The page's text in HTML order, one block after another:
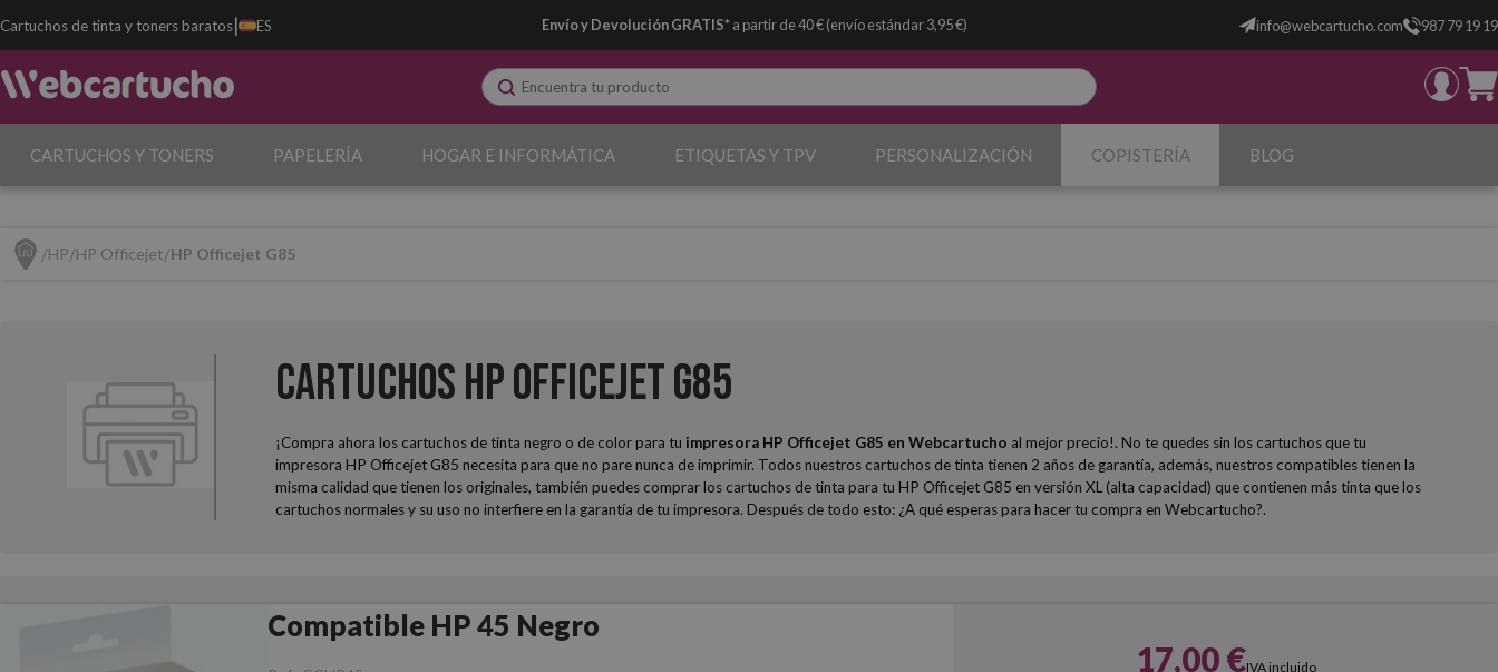
Cartuchos de tinta y toners baratos| ES Envío y Devolución GRATIS*a partir de 40 € (envío estándar 3,95 €) info@webcartucho.com 987 79 19 19
CARTUCHOS Y TONERS PAPELERÍA HOGAR E INFORMÁTICA ETIQUETAS Y TPV PERSONALIZACIÓN COPISTERÍA BLOG
HP HP Officejet HP Officejet G85
Cartuchos HP Officejet G85
¡Compra ahora los cartuchos de tinta negro o de color para tu impresora HP Officejet G85 en Webcartucho al mejor precio!. No te quedes sin los cartuchos que tu
impresora HP Officejet G85 necesita para que no pare nunca de imprimir. Todos nuestros cartuchos de tinta tienen 2 años de garantía, además, nuestros compatibles tienen la
misma calidad que tienen los originales, también puedes comprar los cartuchos de tinta para tu HP Officejet G85 en versión XL (alta capacidad) que contienen más tinta que los
cartuchos normales y su uso no interfiere en la garantía de tu impresora. Después de todo esto: ¿A qué esperas para hacer tu compra en Webcartucho?.
Compatible HP 45 Negro
17,00 €IVA incluido